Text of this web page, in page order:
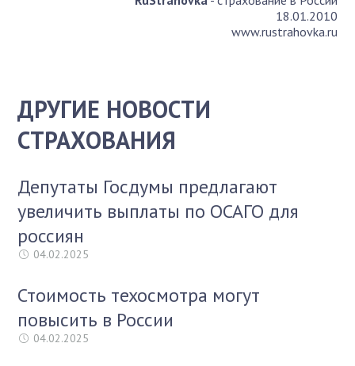
18.01.2010
www.rustrahovka.ru
ДРУГИЕ НОВОСТИ
СТРАХОВАНИЯ
Депутаты Госдумы предлагают
увеличить выплаты по ОСАГО для
россиян
04.02.2025
Стоимость техосмотра могут
повысить в России
04.02.2025